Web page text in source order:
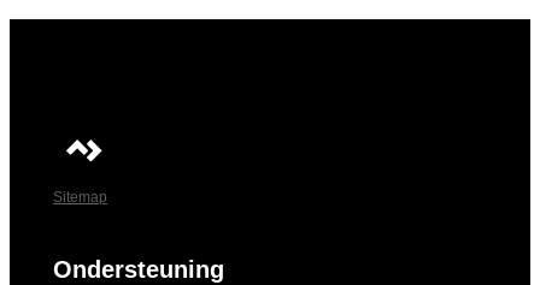
Sitemap
Ondersteuning